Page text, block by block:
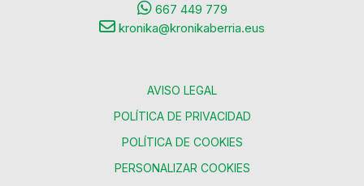
667 449 779
kronika@kronikaberria.eus
AVISO LEGAL
POLÍTICA DE PRIVACIDAD
POLÍTICA DE COOKIES
PERSONALIZAR COOKIES